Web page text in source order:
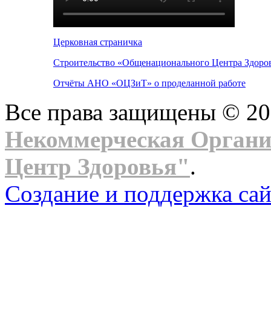
Церковная страничка
Строительство «Общенационального Центра
Отчёты АНО «ОЦЗиТ» о проделанной работе
Все права защищены ©
Некоммерческая
Центр Здоровья".
Создание и поддержка